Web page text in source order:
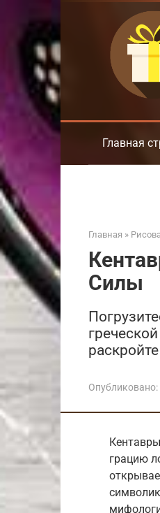
контенту
Главная
Главная »
Силы
Опубликовано:
грацию